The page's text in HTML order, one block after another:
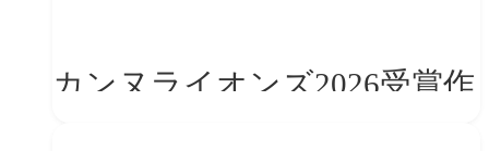
カンヌライオンズ2026受賞作